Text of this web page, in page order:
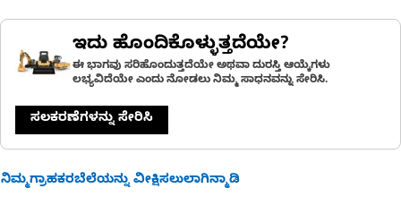
ಇದು ಹೊಂದಿಕೊಳ್ಳುತ್ತದೆಯೇ?
ಈ ಭಾಗವು ಸರಿಹೊಂದುತ್ತದೆಯೇ ಅಥವಾ ದುರಸ್ತಿ ಆಯ್ಕೆಗಳು
ಲಭ್ಯವಿದೆಯೇ ಎಂದು ನೋಡಲು ನಿಮ್ಮ ಸಾಧನವನ್ನು ಸೇರಿಸಿ.
ಸಲಕರಣೆಗಳನ್ನು ಸೇರಿಸಿ
ನಿಮ್ಮಗ್ರಾಹಕರಬೆಲೆಯನ್ನು ವೀಕ್ಷಿಸಲುಲಾಗಿನ್ಮಾಡಿ